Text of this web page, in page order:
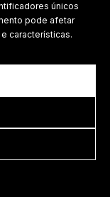
únicos
pode afetar
características.